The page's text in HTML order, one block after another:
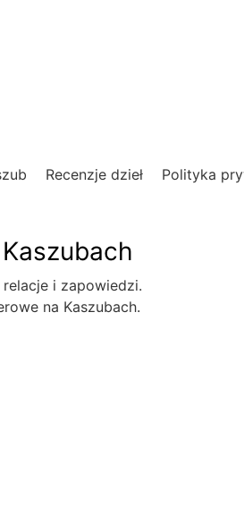
Recenzje dzieł Polityka
i zapowiedzi.
na Kaszubach.